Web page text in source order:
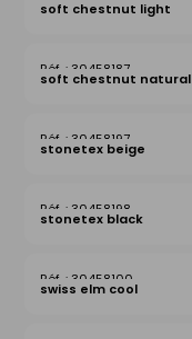
soft chestnut light
30458187
soft chestnut natural
30458197
stonetex beige
30458198
stonetex black
30458100
swiss elm cool